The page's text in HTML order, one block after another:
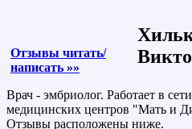
Отзывы читать/
написать »»
Врач - эмбриолог. Работает в
медицинских центров "Мать и
Отзывы расположены ниже.